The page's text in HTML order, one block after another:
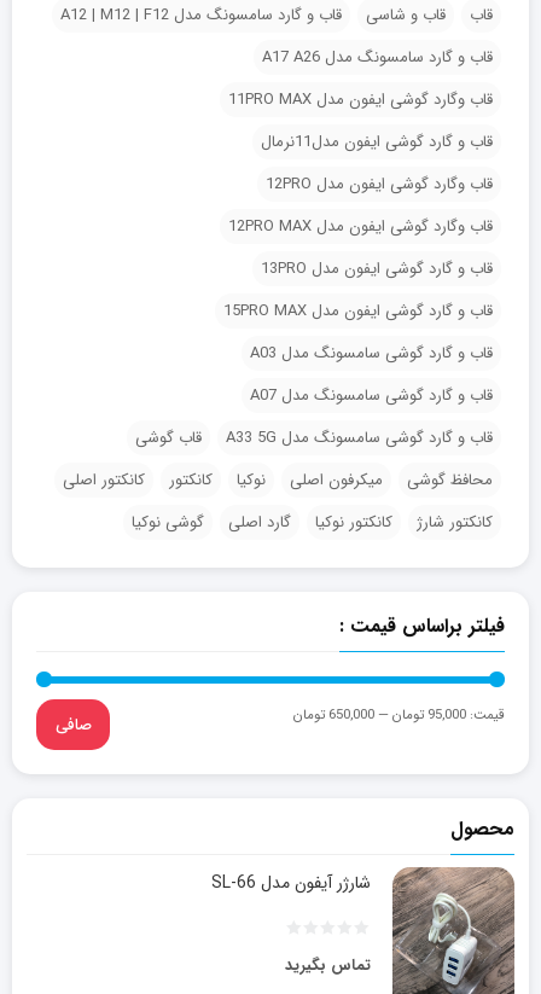
قاب
قاب و شاسی
قاب و گارد سامسونگ مدل A12 | M12 | F12
قاب و گارد سامسونگ مدل A17 A26
قاب وگارد گوشی ایفون مدل 11PRO MAX
قاب و گارد گوشی ایفون مدل11نرمال
قاب وگارد گوشی ایفون مدل 12PRO
قاب وگارد گوشی ایفون مدل 12PRO MAX
قاب و گارد گوشی ایفون مدل 13PRO
قاب و گارد گوشی ایفون مدل 15PRO MAX
قاب و گارد گوشی سامسونگ مدل A03
قاب و گارد گوشی سامسونگ مدل A07
قاب و گارد گوشی سامسونگ مدل A33 5G
قاب گوشی
محافظ گوشی
میکرفون اصلی نوکیا کانکتور
کانکتور اصلی
کانکتور شارژ
کانکتور نوکیا گارد اصلی گوشی نوکیا
فیلتر براساس قیمت :
صافی قيمت: 95,000 تومان —650,000 تومان
محصول
شارژر آیفون مدل SL-66
تماس بگیرید